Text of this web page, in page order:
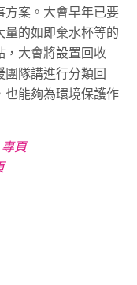
方案。大會早年已要
量的如即棄水杯等的
，大會將設置回收
隊講進行分類回
也能夠為環境保護作
頁